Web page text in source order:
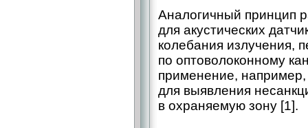
Аналогичный принцип
для акустических
колебания излучения,
по оптоволоконному
применение, например,
для выявления
в охраняемую зону [1].